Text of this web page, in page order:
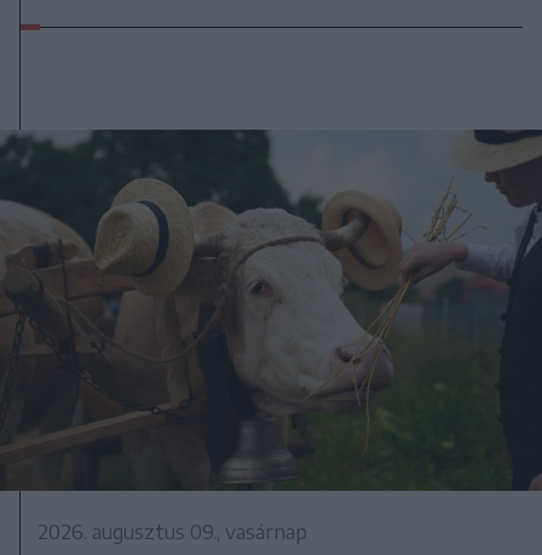
2026. augusztus 09., vasárnap